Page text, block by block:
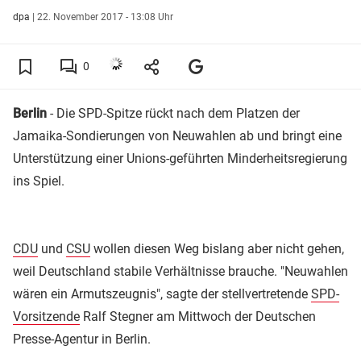
dpa | 22. November 2017 - 13:08 Uhr
0
Berlin - Die SPD-Spitze rückt nach dem Platzen der
Jamaika-Sondierungen von Neuwahlen ab und bringt eine
Unterstützung einer Unions-geführten Minderheitsregierung
ins Spiel.
CDU und CSU wollen diesen Weg bislang aber nicht gehen,
weil Deutschland stabile Verhältnisse brauche. "Neuwahlen
wären ein Armutszeugnis", sagte der stellvertretende SPD-
Vorsitzende Ralf Stegner am Mittwoch der Deutschen
Presse-Agentur in Berlin.